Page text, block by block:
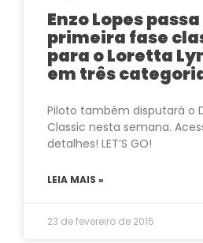
Enzo Lopes
primeira fase
para o Loretta
em três
Piloto também disputará o
Classic nesta semana.
detalhes! LET’S GO!
LEIA MAIS »
23 de fevereiro de 2015